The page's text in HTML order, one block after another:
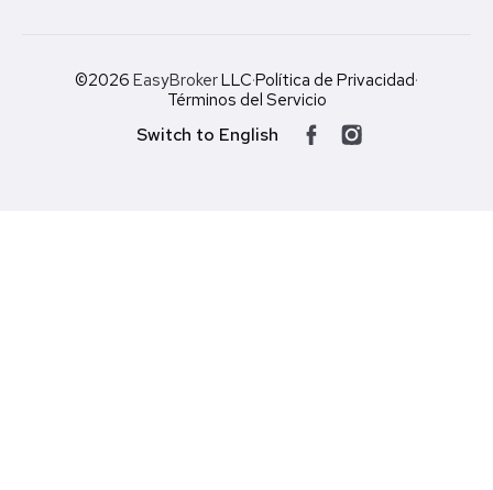
©2026 EasyBrokerLLC·Política de Privacidad·
Términos del Servicio
Switch to English